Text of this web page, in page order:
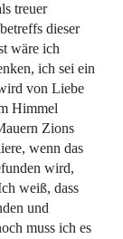
treuer
dieser
wäre ich
ich sei ein
von Liebe
Himmel
Zions
wenn das
wird,
weiß, dass
und
muss ich es